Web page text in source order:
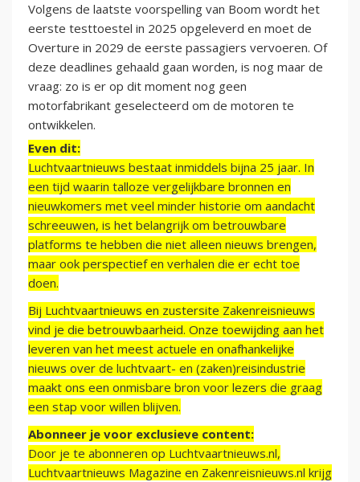
Volgens de laatste voorspelling van Boom wordt het
eerste testtoestel in 2025 opgeleverd en moet de
Overture in 2029 de eerste passagiers vervoeren. Of
deze deadlines gehaald gaan worden, is nog maar de
vraag: zo is er op dit moment nog geen
motorfabrikant geselecteerd om de motoren te
ontwikkelen.
Even dit:
Luchtvaartnieuws bestaat inmiddels bijna 25 jaar. In
een tijd waarin talloze vergelijkbare bronnen en
nieuwkomers met veel minder historie om aandacht
schreeuwen, is het belangrijk om betrouwbare
platforms te hebben die niet alleen nieuws brengen,
maar ook perspectief en verhalen die er echt toe
doen.
Bij Luchtvaartnieuws en zustersite Zakenreisnieuws
vind je die betrouwbaarheid. Onze toewijding aan het
leveren van het meest actuele en onafhankelijke
nieuws over de luchtvaart- en (zaken)reisindustrie
maakt ons een onmisbare bron voor lezers die graag
een stap voor willen blijven.
Abonneer je voor exclusieve content:
Door je te abonneren op Luchtvaartnieuws.nl,
Luchtvaartnieuws Magazine en Zakenreisnieuws.nl krijg